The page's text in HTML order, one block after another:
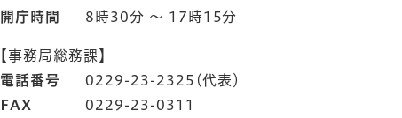
開庁時間
8時30分 ～ 17時15分
【事務局総務課】
電話番号
0229-23-2325（代表）
FAX
0229-23-0311